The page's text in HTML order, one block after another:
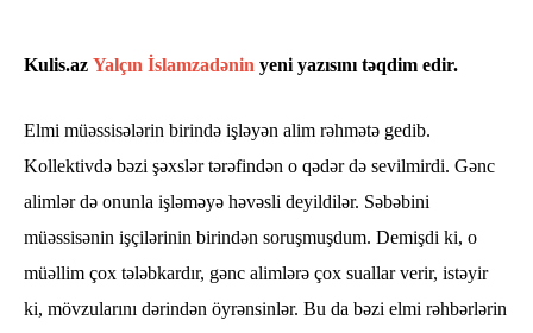
Kulis.az Yalçın İslamzadənin yeni yazısını təqdim edir.
Elmi müəssisələrin birində işləyən alim rəhmətə gedib.
Kollektivdə bəzi şəxslər tərəfindən o qədər də sevilmirdi. Gənc
alimlər də onunla işləməyə həvəsli deyildilər. Səbəbini
müəssisənin işçilərinin birindən soruşmuşdum. Demişdi ki, o
müəllim çox tələbkardır, gənc alimlərə çox suallar verir, istəyir
ki, mövzularını dərindən öyrənsinlər. Bu da bəzi elmi rəhbərlərin